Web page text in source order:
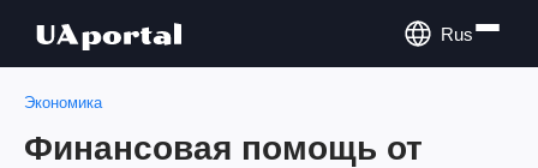
Rus
Экономика
Финансовая помощь от